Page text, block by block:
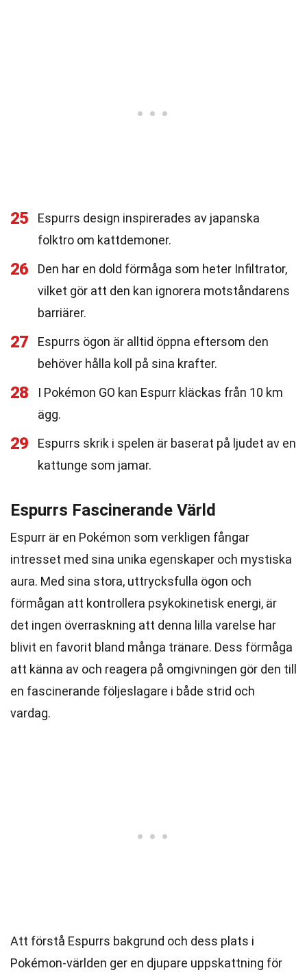
25
Espurrs design inspirerades av japanska
folktro om kattdemoner.
26
Den har en dold förmåga som heter Infiltrator,
vilket gör att den kan ignorera motståndarens
barriärer.
27
Espurrs ögon är alltid öppna eftersom den
behöver hålla koll på sina krafter.
28
I Pokémon GO kan Espurr kläckas från 10 km
ägg.
29
Espurrs skrik i spelen är baserat på ljudet av en
kattunge som jamar.
Espurrs Fascinerande Värld
Espurr är en Pokémon som verkligen fångar
intresset med sina unika egenskaper och mystiska
aura. Med sina stora, uttrycksfulla ögon och
förmågan att kontrollera psykokinetisk energi, är
det ingen överraskning att denna lilla varelse har
blivit en favorit bland många tränare. Dess förmåga
att känna av och reagera på omgivningen gör den till
en fascinerande följeslagare i både strid och
vardag.
Att förstå Espurrs bakgrund och dess plats i
Pokémon-världen ger en djupare uppskattning för